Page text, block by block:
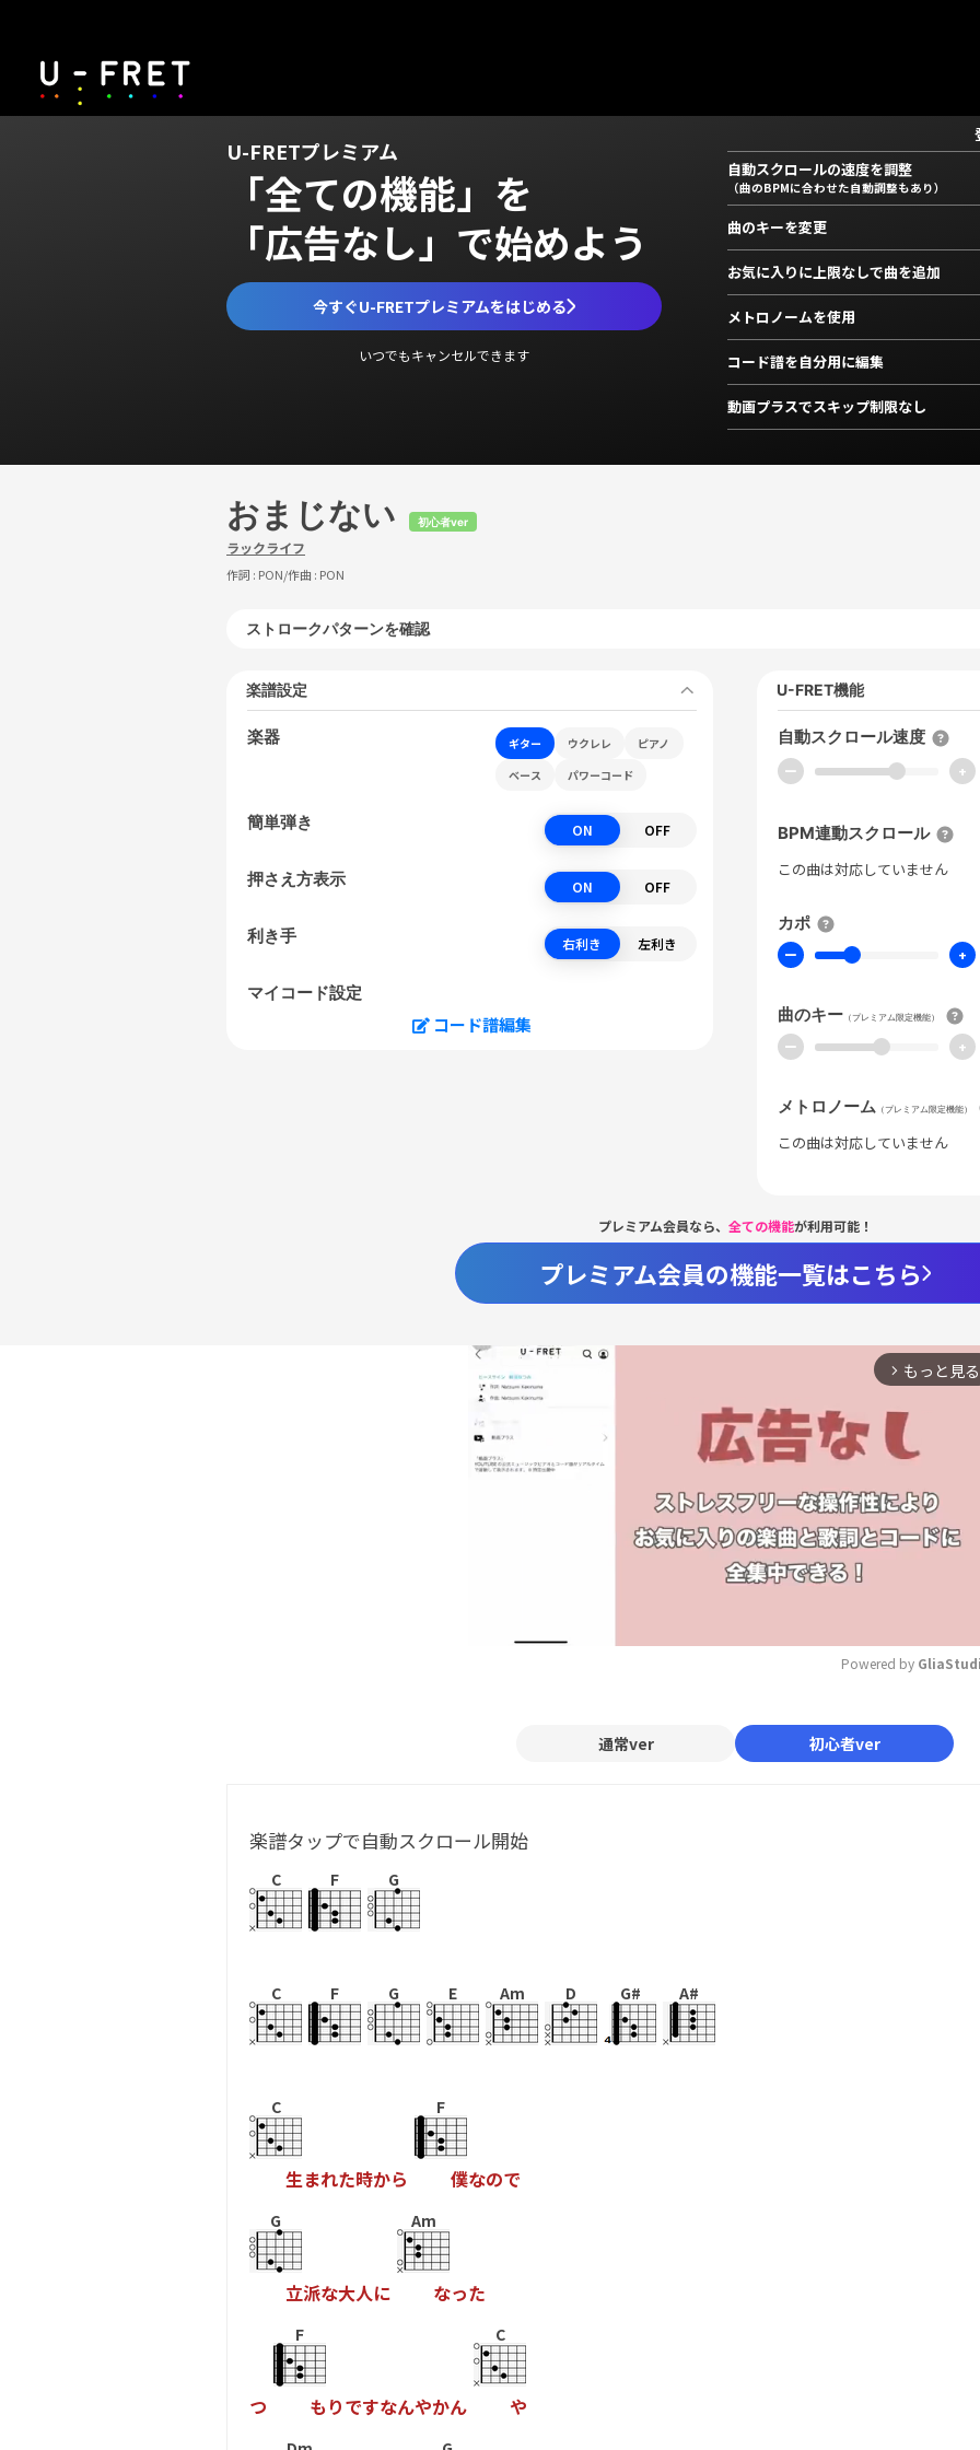
U-FRETプレミアム
「全ての機能」を
「広告なし」で始めよう
今すぐU-FRETプレミアムをはじめる
いつでもキャンセルできます
自動スクロールの速度を調整
（曲のBPMに合わせた自動調整もあり）
曲のキーを変更
お気に入りに上限なしで曲を追加
メトロノームを使用
コード譜を自分用に編集
動画プラスでスキップ制限なし
おまじない 初心者ver
ラックライフ
作詞 : PON/作曲 : PON
ストロークパターンを確認
楽譜設定
楽器 ギター ウクレレ
ピアノ
ベース
パワーコード
簡単弾き ON OFF
押さえ方表示 ON OFF
利き手 右利き 左利き
マイコード設定
コード譜編集
U-FRET機能
自動スクロール速度
ー +
BPM連動スクロール
この曲は対応していません
カポ
ー +
曲のキー （プレミアム限定機能）
ー +
メトロノーム （プレミアム限定機能）
この曲は対応していません
プレミアム会員なら、 全ての機能が利用可能！
プレミアム会員の機能一覧はこちら
arrow_forward_ios もっと見る
Mute
Powered by
通常ver 初心者ver
楽譜タップで自動スクロール開始
C F G
C F G E Am D G# A#
C
生まれた時から
F
僕なので
G
立派な大人に
Am
なった
つ
F
もりですなんやかん
C
や